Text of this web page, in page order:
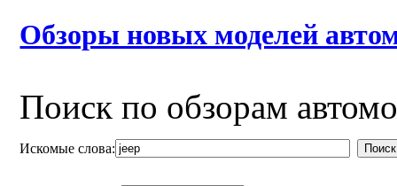
Обзоры новых моделей
Поиск по обзорам
Искомые слова: